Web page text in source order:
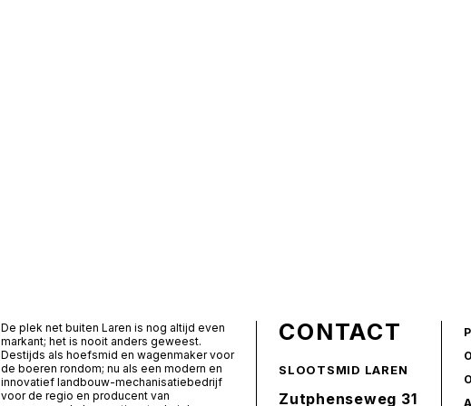
De plek net buiten Laren is nog altijd even
markant; het is nooit anders geweest.
Destijds als hoefsmid en wagenmaker voor
de boeren rondom; nu als een modern en
innovatief landbouw-mechanisatiebedrijf
voor de regio en producent van
CONTACT
SLOOTSMID LAREN
Zutphenseweg 31